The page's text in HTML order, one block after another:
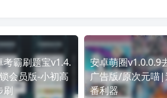
考霸刷题宝v1.4.
会员版-小初高
刷
安卓萌圈v1.0.0.9
广告版/原次元喵|
番利器